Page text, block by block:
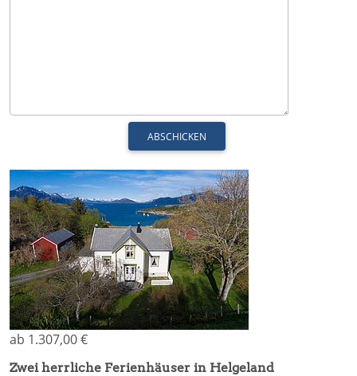
ab 1.307,00 €
Zwei herrliche Ferienhäuser in Helgeland